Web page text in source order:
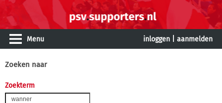
Menu inloggen aanmelden
Zoeken naar
Zoekterm